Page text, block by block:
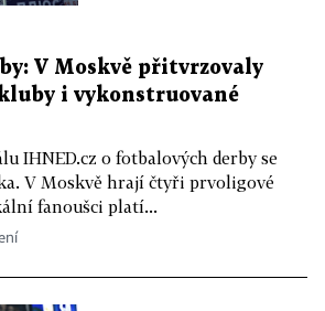
V Moskvě přitvrzovaly
i vykonstruované
IHNED.cz o fotbalových derby se
V Moskvě hrají čtyři prvoligové
fanoušci platí...